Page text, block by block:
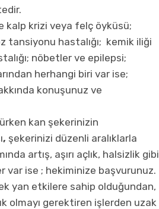
kalp krizi veya felç öyküsü;
tansiyonu hastalığı; kemik iliği
nöbetler ve epilepsi;
herhangi biri var ise;
konuşunuz ve
kan şekerinizin
, şekerinizi düzenli aralıklarla
artış, aşırı açlık, halsizlik gibi
ise ; hekiminize başvurunuz.
yan etkilere sahip olduğundan,
olmayı gerektiren işlerden uzak